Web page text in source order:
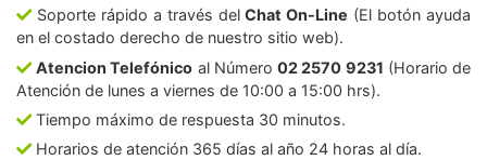
Soporte rápido a través delChat On-Line (El botón ayuda
en el costado derecho de nuestro sitio web).
Atencion Telefónico al Número02 2570 9231 (Horario de
Atención de lunes a viernes de 10:00 a 15:00 hrs).
Tiempo máximo de respuesta 30 minutos.
Horarios de atención 365 días al año 24 horas al día.